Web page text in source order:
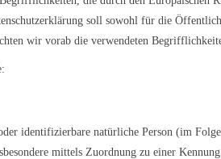
soll sowohl für die
wir vorab die verwendeten
identifizierbare natürliche Person (im
mittels Zuordnung zu einer